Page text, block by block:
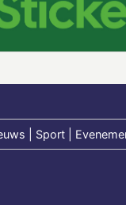
| Sport |